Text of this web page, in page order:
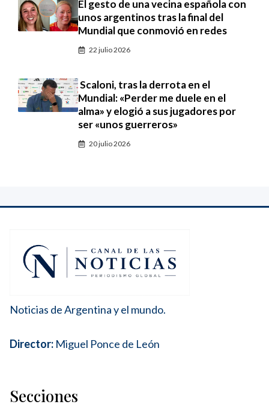
El gesto de una vecina española con
unos argentinos tras la final del
Mundial que conmovió en redes
22 julio 2026
Scaloni, tras la derrota en el
Mundial: «Perder me duele en el
alma» y elogió a sus jugadores por
ser «unos guerreros»
20 julio 2026
Noticias de Argentina y el mundo.
Director: Miguel Ponce de León
Secciones